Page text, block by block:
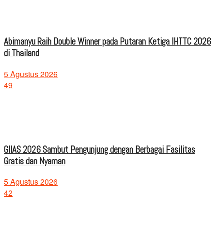
Abimanyu Raih Double Winner pada Putaran Ketiga IHTTC 2026
di Thailand
5 Agustus 2026
49
GIIAS 2026 Sambut Pengunjung dengan Berbagai Fasilitas
Gratis dan Nyaman
5 Agustus 2026
42